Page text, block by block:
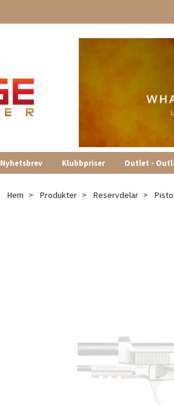
Nyhetsbrev Klubbpriser Outlet -
Hem Produkter Reservdelar